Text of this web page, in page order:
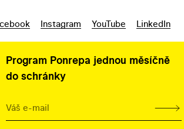
Instagram YouTube LinkedIn
Program Ponrepa jednou měsíčně
do schránky